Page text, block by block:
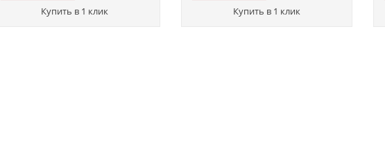
Купить в 1 клик
Купить в 1 клик